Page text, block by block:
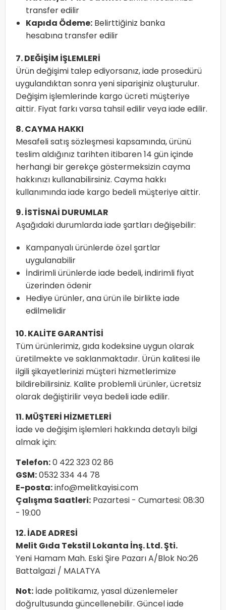
transfer edilir
Kapıda Ödeme: Belirttiğiniz banka
hesabına transfer edilir
7. DEĞİŞİM İŞLEMLERİ
Ürün değişimi talep ediyorsanız, iade prosedürü
uygulandıktan sonra yeni siparişiniz oluşturulur.
Değişim işlemlerinde kargo ücreti müşteriye
aittir. Fiyat farkı varsa tahsil edilir veya iade edilir.
8. CAYMA HAKKI
Mesafeli satış sözleşmesi kapsamında, ürünü
teslim aldığınız tarihten itibaren 14 gün içinde
herhangi bir gerekçe göstermeksizin cayma
hakkınızı kullanabilirsiniz. Cayma hakkı
kullanımında iade kargo bedeli müşteriye aittir.
9. İSTİSNAİ DURUMLAR
Aşağıdaki durumlarda iade şartları değişebilir:
Kampanyalı ürünlerde özel şartlar
uygulanabilir
İndirimli ürünlerde iade bedeli, indirimli fiyat
üzerinden ödenir
Hediye ürünler, ana ürün ile birlikte iade
edilmelidir
10. KALİTE GARANTİSİ
Tüm ürünlerimiz, gıda kodeksine uygun olarak
üretilmekte ve saklanmaktadır. Ürün kalitesi ile
ilgili şikayetlerinizi müşteri hizmetlerimize
bildirebilirsiniz. Kalite problemli ürünler, ücretsiz
olarak değiştirilir veya bedeli iade edilir.
11. MÜŞTERİ HİZMETLERİ
İade ve değişim işlemleri hakkında detaylı bilgi
almak için:
Telefon:0 422 323 02 86
GSM:0532 334 44 78
E-posta:info@melitkayisi.com
Çalışma Saatleri: Pazartesi - Cumartesi: 08:30
- 19:00
12. İADE ADRESİ
Melit Gıda Tekstil Lokanta İnş. Ltd. Şti.
Yeni Hamam Mah. Eski Şire Pazarı A/Blok No:26
Battalgazi / MALATYA
Not: İade politikamız, yasal düzenlemeler
doğrultusunda güncellenebilir. Güncel iade